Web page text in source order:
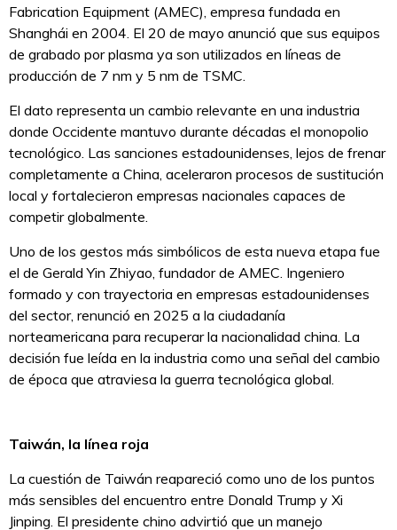
Fabrication Equipment (AMEC), empresa fundada en
Shanghái en 2004. El 20 de mayo anunció que sus equipos
de grabado por plasma ya son utilizados en líneas de
producción de 7 nm y 5 nm de TSMC.
El dato representa un cambio relevante en una industria
donde Occidente mantuvo durante décadas el monopolio
tecnológico. Las sanciones estadounidenses, lejos de frenar
completamente a China, aceleraron procesos de sustitución
local y fortalecieron empresas nacionales capaces de
competir globalmente.
Uno de los gestos más simbólicos de esta nueva etapa fue
el de Gerald Yin Zhiyao, fundador de AMEC. Ingeniero
formado y con trayectoria en empresas estadounidenses
del sector, renunció en 2025 a la ciudadanía
norteamericana para recuperar la nacionalidad china. La
decisión fue leída en la industria como una señal del cambio
de época que atraviesa la guerra tecnológica global.
Taiwán, la línea roja
La cuestión de Taiwán reapareció como uno de los puntos
más sensibles del encuentro entre Donald Trump y Xi
Jinping. El presidente chino advirtió que un manejo